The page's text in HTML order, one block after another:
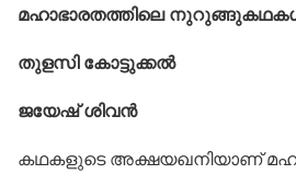
മഹാഭാരതത്തിലെ
തുളസി കോട്ടുക്കൽ
ജയേഷ് ശിവൻ
കഥകളുടെ അക്ഷയഖനിയാണ്